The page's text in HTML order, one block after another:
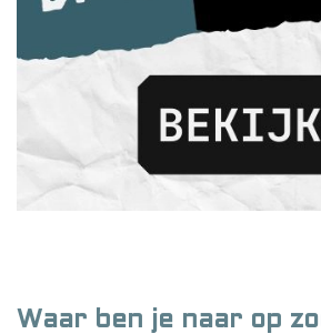
Waar ben je naar op